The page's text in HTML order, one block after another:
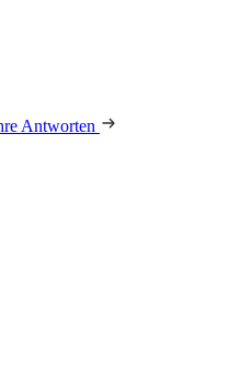
Antworten